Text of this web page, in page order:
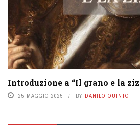
Introduzione a “Il grano e la
25 MAGGIO 2025 BY DANILO QUINTO